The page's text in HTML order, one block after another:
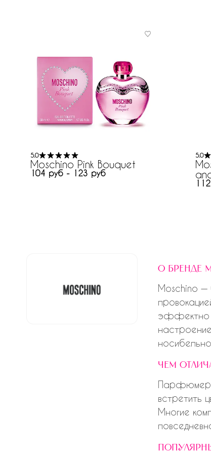
5.0
Moschino Pink Bouquet
104 руб - 123 руб
5.0
о бренде
Moschino —
эффектно
чем
встретить
Многие